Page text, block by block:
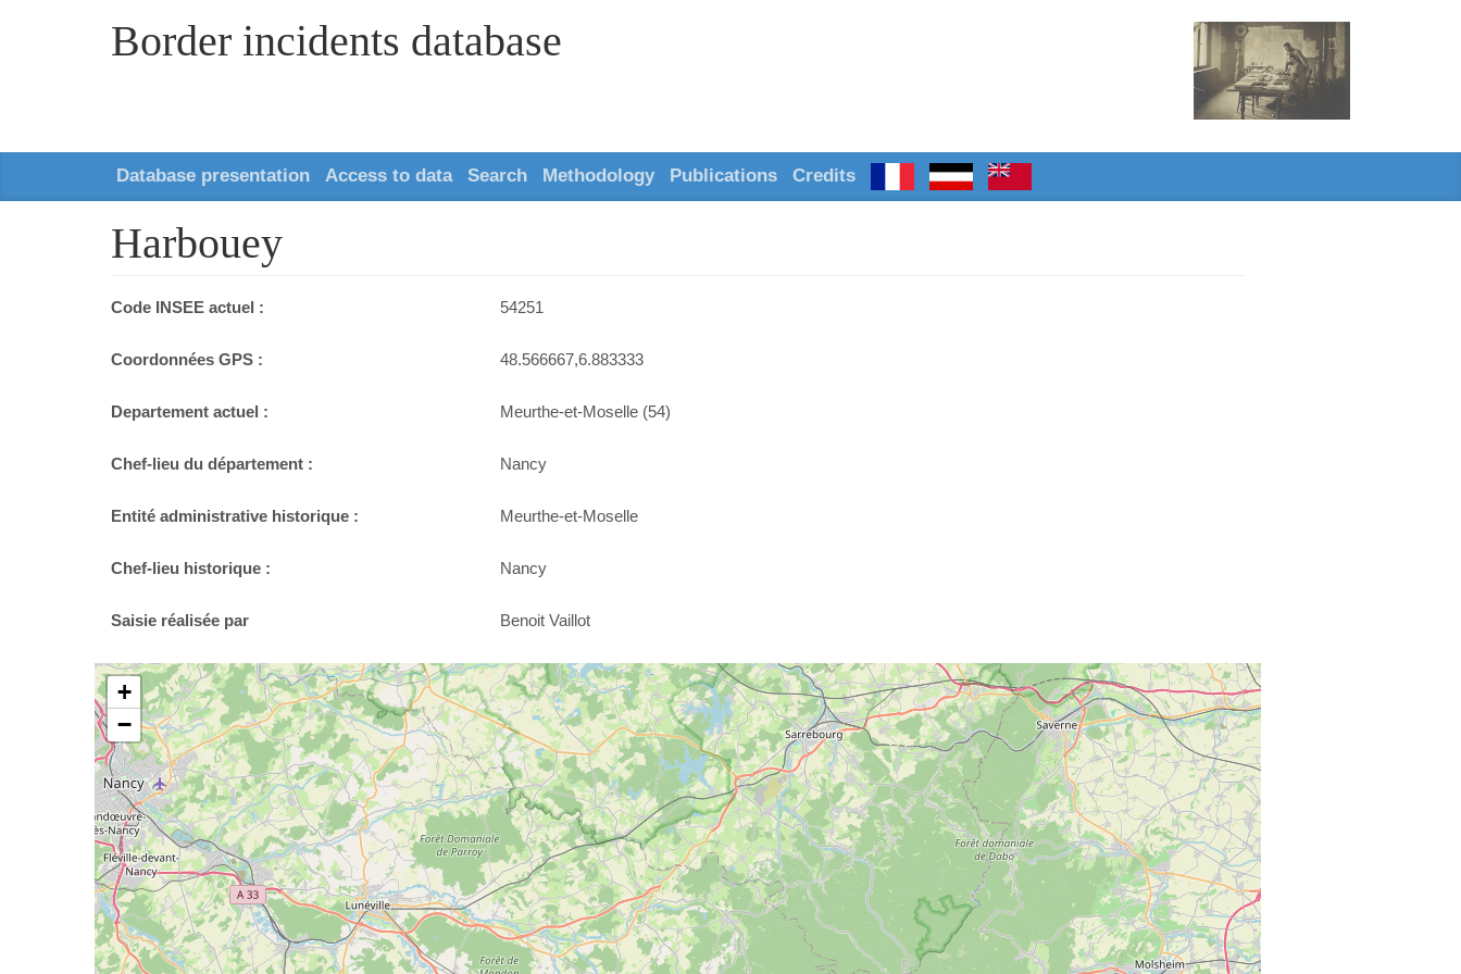
Border incidents database
Database presentation Access to data Search Methodology Publications Credits
Harbouey
Code INSEE actuel : 54251
Coordonnées GPS : 48.566667,6.883333
Departement actuel : Meurthe-et-Moselle (54)
Chef-lieu du département : Nancy
Entité administrative historique : Meurthe-et-Moselle
Chef-lieu historique : Nancy
Saisie réalisée par Benoit Vaillot
+
−